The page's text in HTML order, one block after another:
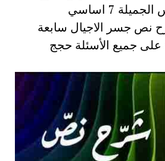
7 اساسي
نص جسر الاجيال سابعة
على جميع الأسئلة حجج